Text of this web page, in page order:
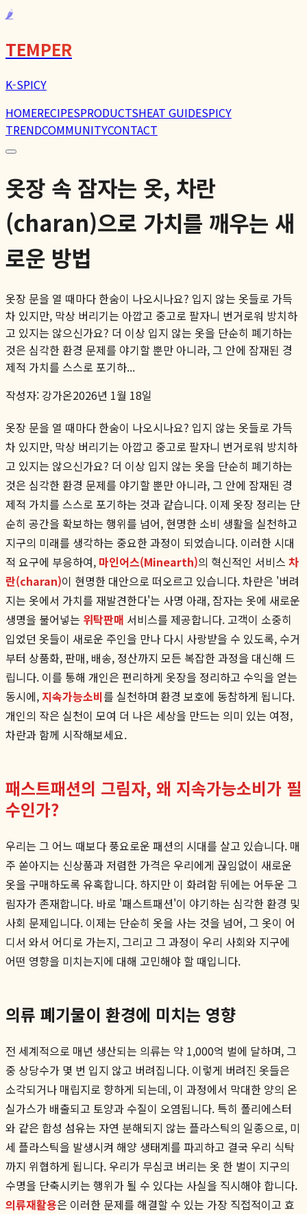
🌶️
TEMPER
K-SPICY
HOMERECIPESPRODUCTSHEAT GUIDESPICY
TRENDCOMMUNITYCONTACT
옷장 속 잠자는 옷, 차란
(charan)으로 가치를 깨우는 새
로운 방법
옷장 문을 열 때마다 한숨이 나오시나요? 입지 않는 옷들로 가득
차 있지만, 막상 버리기는 아깝고 중고로 팔자니 번거로워 방치하
고 있지는 않으신가요? 더 이상 입지 않는 옷을 단순히 폐기하는
것은 심각한 환경 문제를 야기할 뿐만 아니라, 그 안에 잠재된 경
제적 가치를 스스로 포기하...
작성자: 강가온2026년 1월 18일
옷장 문을 열 때마다 한숨이 나오시나요? 입지 않는 옷들로 가득
차 있지만, 막상 버리기는 아깝고 중고로 팔자니 번거로워 방치하
고 있지는 않으신가요? 더 이상 입지 않는 옷을 단순히 폐기하는
것은 심각한 환경 문제를 야기할 뿐만 아니라, 그 안에 잠재된 경
제적 가치를 스스로 포기하는 것과 같습니다. 이제 옷장 정리는 단
순히 공간을 확보하는 행위를 넘어, 현명한 소비 생활을 실천하고
지구의 미래를 생각하는 중요한 과정이 되었습니다. 이러한 시대
적 요구에 부응하여, 마인어스(Minearth)의 혁신적인 서비스 차
란(charan)이 현명한 대안으로 떠오르고 있습니다. 차란은 '버려
지는 옷에서 가치를 재발견한다'는 사명 아래, 잠자는 옷에 새로운
생명을 불어넣는 위탁판매 서비스를 제공합니다. 고객이 소중히
입었던 옷들이 새로운 주인을 만나 다시 사랑받을 수 있도록, 수거
부터 상품화, 판매, 배송, 정산까지 모든 복잡한 과정을 대신해 드
립니다. 이를 통해 개인은 편리하게 옷장을 정리하고 수익을 얻는
동시에, 지속가능소비를 실천하며 환경 보호에 동참하게 됩니다.
개인의 작은 실천이 모여 더 나은 세상을 만드는 의미 있는 여정,
차란과 함께 시작해보세요.
패스트패션의 그림자, 왜 지속가능소비가 필
수인가?
우리는 그 어느 때보다 풍요로운 패션의 시대를 살고 있습니다. 매
주 쏟아지는 신상품과 저렴한 가격은 우리에게 끊임없이 새로운
옷을 구매하도록 유혹합니다. 하지만 이 화려함 뒤에는 어두운 그
림자가 존재합니다. 바로 '패스트패션'이 야기하는 심각한 환경 및
사회 문제입니다. 이제는 단순히 옷을 사는 것을 넘어, 그 옷이 어
디서 와서 어디로 가는지, 그리고 그 과정이 우리 사회와 지구에
어떤 영향을 미치는지에 대해 고민해야 할 때입니다.
의류 폐기물이 환경에 미치는 영향
전 세계적으로 매년 생산되는 의류는 약 1,000억 벌에 달하며, 그
중 상당수가 몇 번 입지 않고 버려집니다. 이렇게 버려진 옷들은
소각되거나 매립지로 향하게 되는데, 이 과정에서 막대한 양의 온
실가스가 배출되고 토양과 수질이 오염됩니다. 특히 폴리에스터
와 같은 합성 섬유는 자연 분해되지 않는 플라스틱의 일종으로, 미
세 플라스틱을 발생시켜 해양 생태계를 파괴하고 결국 우리 식탁
까지 위협하게 됩니다. 우리가 무심코 버리는 옷 한 벌이 지구의
수명을 단축시키는 행위가 될 수 있다는 사실을 직시해야 합니다.
의류재활용은 이러한 문제를 해결할 수 있는 가장 직접적이고 효